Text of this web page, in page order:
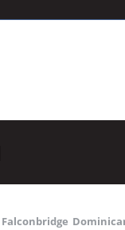
Falconbridge